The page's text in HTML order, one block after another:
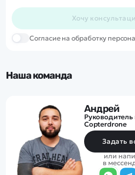
Хочу
Cогласие на обработку
Наша команда
Андрей
Copterdrone
Задать
или
в